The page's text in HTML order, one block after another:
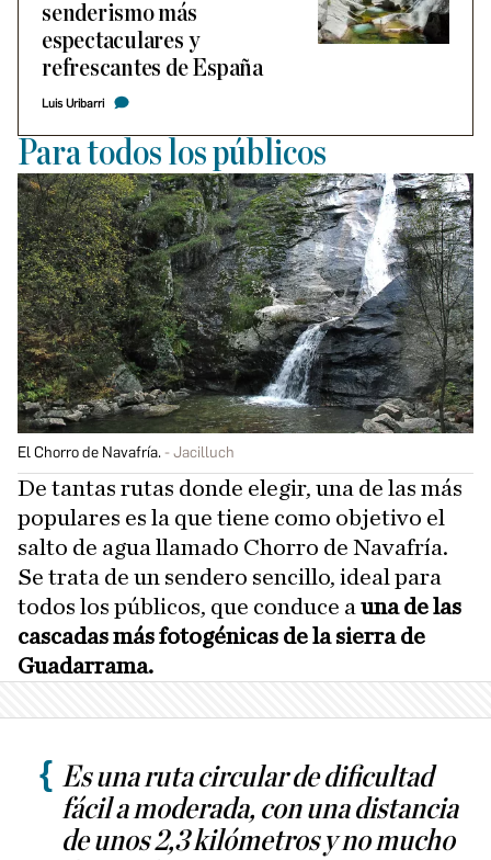
senderismo más
espectaculares y
refrescantes de España
Luis Uribarri
Para todos los públicos
El Chorro de Navafría. Jacilluch
De tantas rutas donde elegir, una de las más
populares es la que tiene como objetivo el
salto de agua llamado Chorro de Navafría.
Se trata de un sendero sencillo, ideal para
todos los públicos, que conduce a una de las
cascadas más fotogénicas de la sierra de
Guadarrama.
Es una ruta circular de dificultad
fácil a moderada, con una distancia
de unos 2,3 kilómetros y no mucho